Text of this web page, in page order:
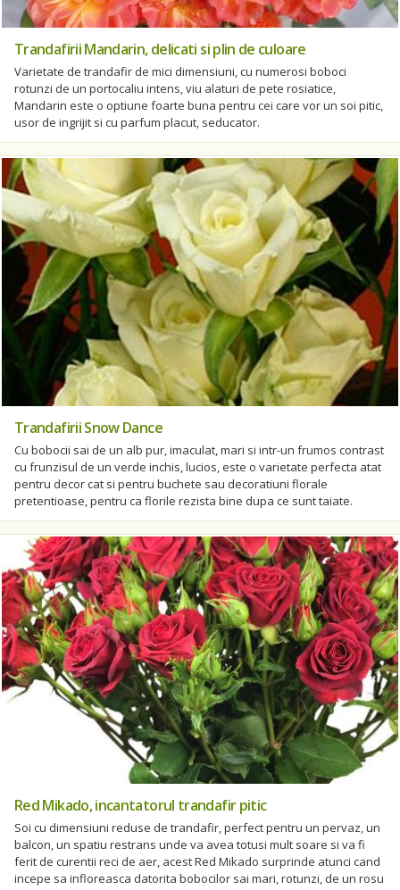
Trandafirii Mandarin, delicati si plin de culoare
Varietate de trandafir de mici dimensiuni, cu numerosi boboci
rotunzi de un portocaliu intens, viu alaturi de pete rosiatice,
Mandarin este o optiune foarte buna pentru cei care vor un soi pitic,
usor de ingrijit si cu parfum placut, seducator.
Trandafirii Snow Dance
Cu bobocii sai de un alb pur, imaculat, mari si intr-un frumos contrast
cu frunzisul de un verde inchis, lucios, este o varietate perfecta atat
pentru decor cat si pentru buchete sau decoratiuni florale
pretentioase, pentru ca florile rezista bine dupa ce sunt taiate.
Red Mikado, incantatorul trandafir pitic
Soi cu dimensiuni reduse de trandafir, perfect pentru un pervaz, un
balcon, un spatiu restrans unde va avea totusi mult soare si va fi
ferit de curentii reci de aer, acest Red Mikado surprinde atunci cand
incepe sa infloreasca datorita bobocilor sai mari, rotunzi, de un rosu